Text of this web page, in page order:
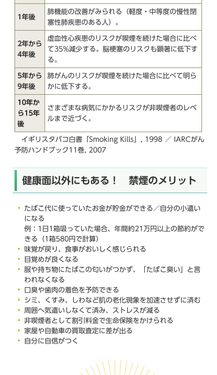
1年後
肺機能の改善がみられる（軽度・中等度の慢性閉
塞性肺疾患のある人）。
2年から
4年後
虚血性心疾患のリスクが喫煙を続けた場合に比べ
て35%減少する。脳梗塞のリスクも顕著に低下す
る。
5年から
9年後
肺がんのリスクが喫煙を続けた場合に比べて明ら
かに低下する。
10年か
ら15年
後
さまざまな病気にかかるリスクが非喫煙者のレベ
ルまで近づく。
イギリスタバコ白書「Smoking Kills」, 1998 ／ IARCがん
予防ハンドブック11巻, 2007
健康面以外にもある！ 禁煙のメリット
たばこ代に使っていたお金が貯金ができる／自分の小遣い
になる
例：1日1箱吸っていた場合、年間約21万円以上の節約がで
きる（1箱580円で計算）
味覚が戻り、食事がおいしく感じられる
目覚めが良くなる
服や持ち物にたばこの匂いがつかず、「たばこ臭い」と言
われなくなる
口臭や歯肉の着色を予防できる
シミ、くすみ、しわなど肌の老化現象を加速させずに済む
周囲へ気遣いしなくて済み、ストレスが減る
非喫煙者として割引料金で生命保険をかけられる
家屋や自動車の買取査定に差が出る
自分に自信がつく